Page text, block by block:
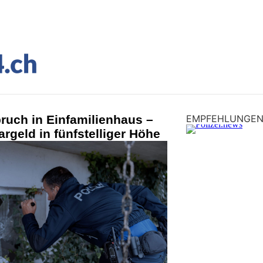
in Einfamilienhaus –
in fünfstelliger Höhe
EMPFEHLUNGEN